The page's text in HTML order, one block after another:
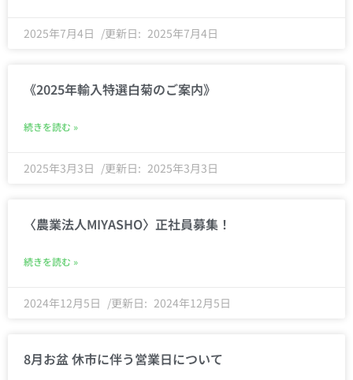
2025年7月4日 2025年7月4日
《2025年輸入特選白菊のご案内》
続きを読む »
2025年3月3日 2025年3月3日
〈農業法人MIYASHO〉正社員募集！
続きを読む »
2024年12月5日 2024年12月5日
8月お盆 休市に伴う営業日について